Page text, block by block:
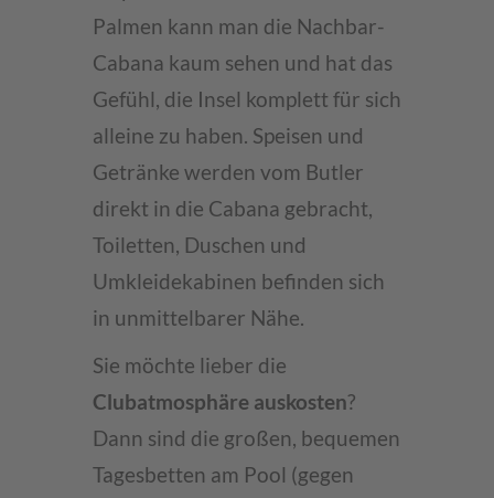
Palmen kann man die Nachbar-
Cabana kaum sehen und hat das
Gefühl, die Insel komplett für sich
alleine zu haben. Speisen und
Getränke werden vom Butler
direkt in die Cabana gebracht,
Toiletten, Duschen und
Umkleidekabinen befinden sich
in unmittelbarer Nähe.
Sie möchte lieber die
Clubatmosphäre auskosten?
Dann sind die großen, bequemen
Tagesbetten am Pool (gegen